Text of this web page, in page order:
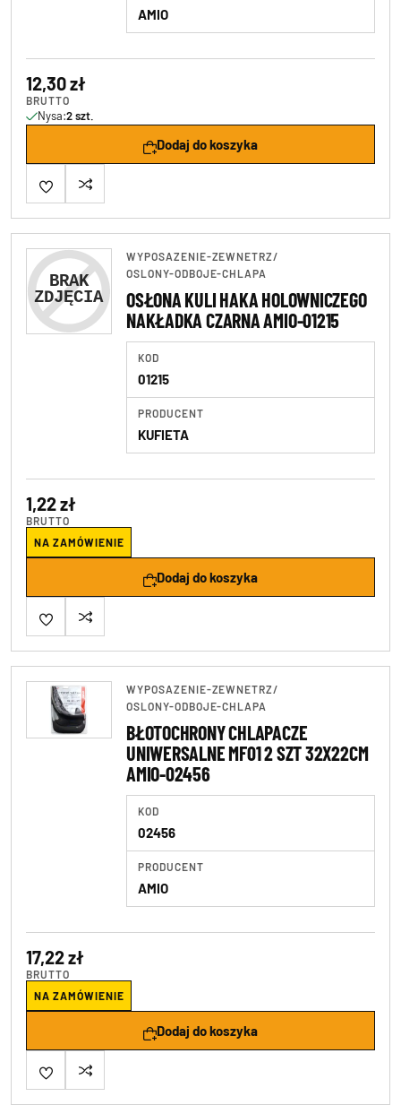
AMIO
12,30 zł
BRUTTO
Nysa:2 szt.
Dodaj do koszyka
WYPOSAZENIE-ZEWNETRZ/
OSLONY-ODBOJE-CHLAPA
OSŁONA KULI HAKA HOLOWNICZEGO
NAKŁADKA CZARNA AMIO-01215
KOD
01215
PRODUCENT
KUFIETA
1,22 zł
BRUTTO
NA ZAMÓWIENIE
Dodaj do koszyka
WYPOSAZENIE-ZEWNETRZ/
OSLONY-ODBOJE-CHLAPA
BŁOTOCHRONY CHLAPACZE
UNIWERSALNE MF01 2 SZT 32X22CM
AMIO-02456
KOD
02456
PRODUCENT
AMIO
17,22 zł
BRUTTO
NA ZAMÓWIENIE
Dodaj do koszyka